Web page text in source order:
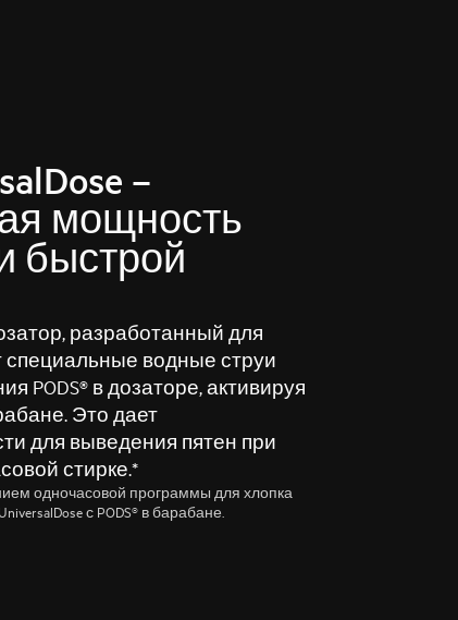
–
мощность
быстрой
разработанный для
специальные водные струи
PODS® в дозаторе, активируя
Это дает
для выведения пятен при
стирке.*
одночасовой программы для хлопка
с PODS® в барабане.